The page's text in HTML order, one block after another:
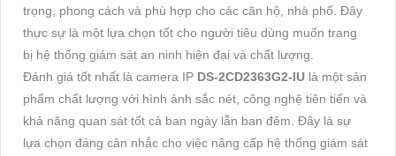
trọng, phong cách và phù hợp cho các căn hộ, nhà phố. Đây
thực sự là một lựa chọn tốt cho người tiêu dùng muốn trang
bị hệ thống giám sát an ninh hiện đại và chất lượng.
Đánh giá tốt nhất là camera IP DS-2CD2363G2-IU là một sản
phẩm chất lượng với hình ảnh sắc nét, công nghệ tiên tiến và
khả năng quan sát tốt cả ban ngày lẫn ban đêm. Đây là sự
lựa chọn đáng cân nhắc cho việc nâng cấp hệ thống giám sát